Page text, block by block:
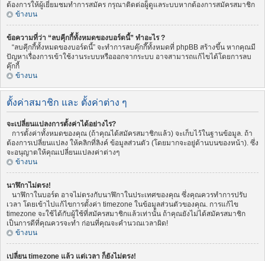
ต้องการให้ผู้เยี่ยมชมทำการสมัคร กรุณาติดต่อผู็ดูแลระบบหากต้องการสมัครสมาชิก
ข้างบน
ข้อความที่ว่า “ลบคุีกกี้ทั้งหมดของบอร์ดนี้” ทำอะไร ?
“ลบคุีกกี้ทั้งหมดของบอร์ดนี้” จะทำการลบคุ๊กกี๊ทั้งหมดที่ phpBB สร้างขึ้น หากคุณมี
ปัญหาเรื่องการเข้าใช้งานระบบหรือออกจากระบบ อาจสามารถแก้ไขได้โดยการลบ
คุ๊กกี้
ข้างบน
ตั้งค่าสมาชิก และ ตั้งค่าต่าง ๆ
จะเปลี่ยนแปลงการตั้งค่าได้อย่างไร?
การตั้งค่าทั้งหมดของคุณ (ถ้าคุณได้สมัครสมาชิกแล้ว) จะเก็บไว้ในฐานข้อมูล. ถ้า
ต้องการเปลี่ยนแปลง ให้คลิกที่ลิงค์ ข้อมูลส่วนตัว (โดยมากจะอยู่ด้านบนของหน้า). ซึ่ง
จะอนุญาตให้คุณเปลี่ยนแปลงค่าต่างๆ
ข้างบน
นาฬิกาไม่ตรง!
นาฬิกาในบอร์ด อาจไม่ตรงกับนาฬิกาในประเทศของคุณ ซึ่งคุณควรทำการปรับ
เวลา โดยเข้าไปแก้ไขการตั้งค่า timezone ในข้อมูลส่วนตัวของคุณ. การแก้ไข
timezone จะใช้ได้กับผู้ใช้ที่สมัครสมาชิกแล้วเท่านั้น ถ้าคุณยังไม่ได้สมัครสมาชิก
เป็นการดีที่คุณควรจะทำ ก่อนที่คุณจะคำนวณเวลาผิด!
ข้างบน
เปลี่ยน timezone แล้ว แต่เวลา ก็ยังไม่ตรง!